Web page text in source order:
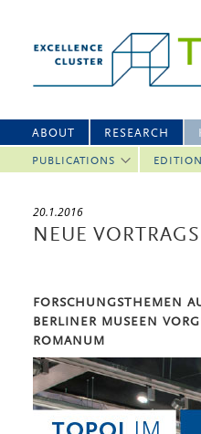
ABOUT RESEARCH
PUBLICATIONS
20.1.2016
NEUE
FORSCHUNGSTHEMEN
BERLINER MUSEEN
ROMANUM